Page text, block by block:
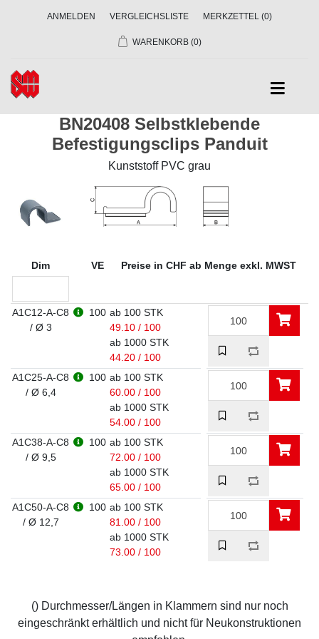
ANMELDEN VERGLEICHSLISTE MERKZETTEL (0)
WARENKORB (0)
BN20408 Selbstklebende
Befestigungsclips Panduit
Kunststoff PVC grau
Dim VE Preise in CHF ab Menge exkl. MWST
A1C12-A-C8
/ Ø 3
100 ab 100 STK
49.10 / 100
ab 1000 STK
44.20 / 100
A1C25-A-C8
/ Ø 6,4
100 ab 100 STK
60.00 / 100
ab 1000 STK
54.00 / 100
A1C38-A-C8
/ Ø 9,5
100 ab 100 STK
72.00 / 100
ab 1000 STK
65.00 / 100
A1C50-A-C8
/ Ø 12,7
100 ab 100 STK
81.00 / 100
ab 1000 STK
73.00 / 100
() Durchmesser/Längen in Klammern sind nur noch
eingeschränkt erhältlich und nicht für Neukonstruktionen